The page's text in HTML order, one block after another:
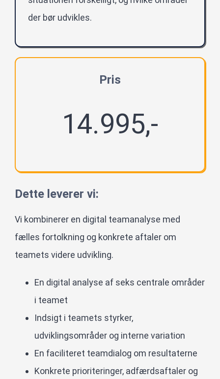
der bør udvikles.
Pris
14.995,-
Dette leverer vi:
Vi kombinerer en digital teamanalyse med
fælles fortolkning og konkrete aftaler om
teamets videre udvikling.
En digital analyse af seks centrale områder
i teamet
Indsigt i teamets styrker,
udviklingsområder og interne variation
En faciliteret teamdialog om resultaterne
Konkrete prioriteringer, adfærdsaftaler og